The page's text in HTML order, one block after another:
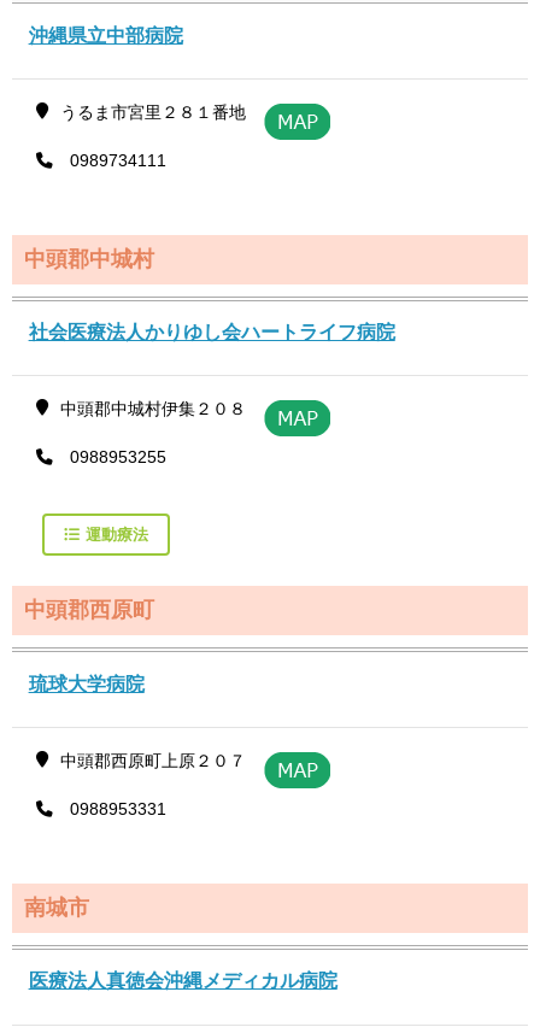
沖縄県立中部病院
うるま市宮里２８１番地
0989734111
中頭郡中城村
社会医療法人かりゆし会ハートライフ病院
中頭郡中城村伊集２０８
0988953255
運動療法
中頭郡西原町
琉球大学病院
中頭郡西原町上原２０７
0988953331
南城市
医療法人真徳会沖縄メディカル病院